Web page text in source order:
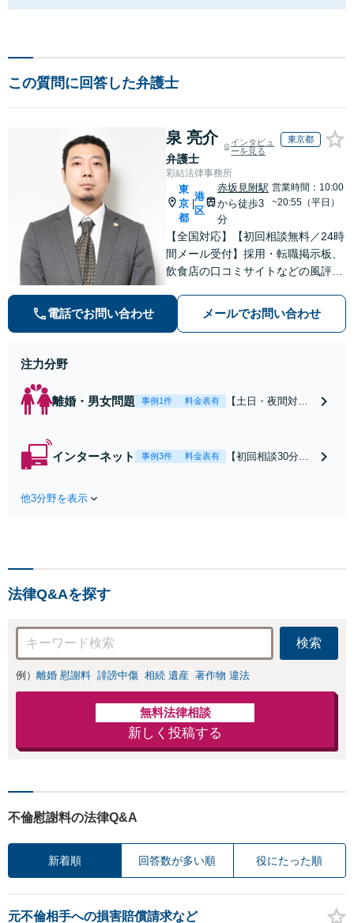
この質問に回答した弁護士
泉 亮介
弁護士
インタビュ
ーを見る
東京都
彩結法律事務所
東
京
都
港
区
赤坂見附駅
から徒歩3
分
営業時間：10:00
~20:55（平日）
【全国対応】【初回相談無料／24時
間メール受付】採用・転職掲示板、
飲食店の口コミサイトなどの風評被
の種類を問わず相談可。可能な限り
早期対応で駆けつけサポート【労
電話でお問い合わせ メールでお問い合わせ
注力分野
離婚・男女問題 事例1件 料金表有
【土日・夜間対応
れたら、サインす
インターネット 事例3件 料金表有
【初回相談30分無
お店の風評被害対
応可：開示請求の
意見照会が来たと
きの対処法、被害
者との示談交渉
他3分野を表示
法律Q&Aを探す
検索
例） 離婚 慰謝料 誹謗中傷 相続 遺産 著作物 違法
無料法律相談
新しく投稿する
不倫慰謝料の法律Q&A
新着順 回答数が多い順 役にたった順
元不倫相手への損害賠償請求など